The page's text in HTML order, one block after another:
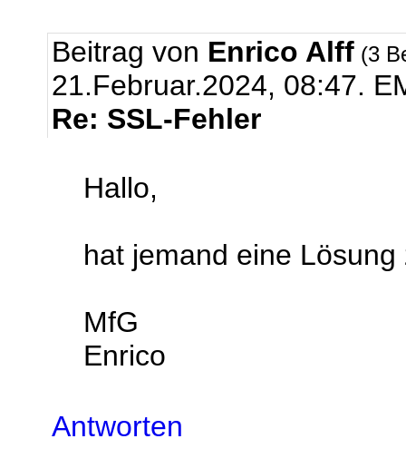
Beitrag von Enrico Alff (3
21.Februar.2024, 08:47.
Re: SSL-Fehler
Hallo,
hat jemand eine
MfG
Enrico
Antworten